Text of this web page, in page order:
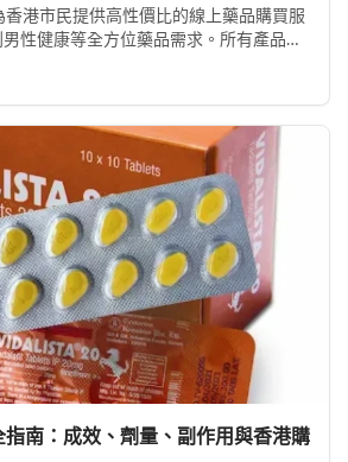
香港市民提供高性價比的線上藥品購買服
性健康等全方位藥品需求。所有產品均
指南：成效、劑量、副作用與香港購